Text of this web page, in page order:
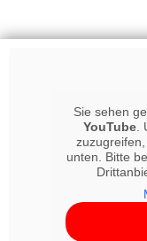
Sie sehen
YouTube.
unten. Bitte